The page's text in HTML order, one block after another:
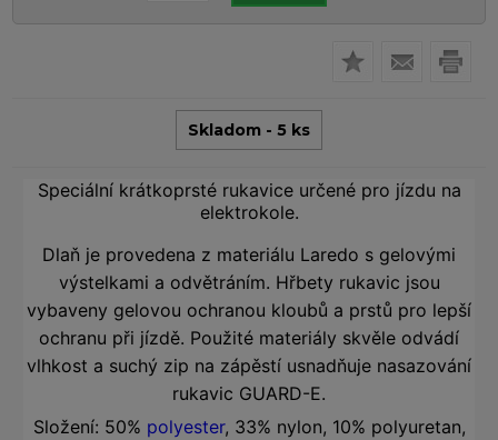
Skladom - 5 ks
Speciální krátkoprsté rukavice určené pro jízdu na
elektrokole.
Dlaň je provedena z materiálu Laredo s gelovými
výstelkami a odvětráním. Hřbety rukavic jsou
vybaveny gelovou ochranou kloubů a prstů pro lepší
ochranu při jízdě. Použité materiály skvěle odvádí
vlhkost a suchý zip na zápěstí usnadňuje nasazování
rukavic GUARD-E.
Složení: 50% polyester, 33% nylon, 10% polyuretan,